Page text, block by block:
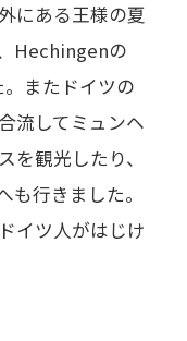
にある王様の夏
Hechingenの
またドイツの
流してミュンヘ
を観光したり、
行きました。
イツ人がはじけ